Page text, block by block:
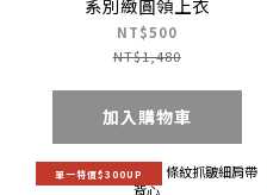
NT$500
NT$1,480
加入購物車
單一特價$300UP